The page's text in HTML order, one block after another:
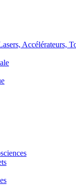
Accélérateurs,